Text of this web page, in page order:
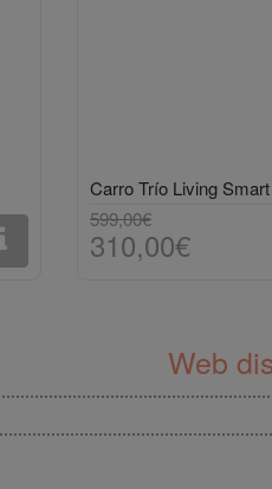
Carro Trío Living
599,00€
310,00€
Web